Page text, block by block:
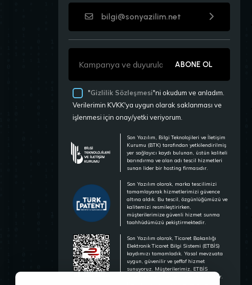
bilgi@sonyazilim.net
ABONE OL
"Gizlilik Sözleşmesi"ni okudum ve anladım.
Verilerimin KVKK'ya uygun olarak saklanması ve
işlenmesi için onay/yetki veriyorum.
Son Yazılım, Bilgi Teknolojileri ve İletişim
Kurumu (BTK) tarafından yetkilendirilmiş
yer sağlayıcı kaydı bulunan, üstün kaliteli
barındırma ve alan adı tescil hizmetleri
sunan lider bir hosting firmasıdır.
Son Yazılım olarak, marka tescilimizi
tamamlayarak hizmetlerimizi güvence
altına aldık. Bu tescil, özgünlüğümüzü ve
kalitemizi resmileştirirken,
müşterilerimize güvenli hizmet sunma
taahhüdümüzü pekiştirmektedir.
Son Yazılım olarak, Ticaret Bakanlığı
Elektronik Ticaret Bilgi Sistemi (ETBİS)
kaydımızı tamamladık. Yasal mevzuata
uygun, güvenilir ve şeffaf hizmet
sunuyoruz. Müşterilerimiz, ETBİS
güvencesiyle güvenle alışveriş yapabilir.